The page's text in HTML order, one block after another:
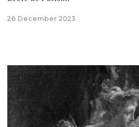
Posted
26 December 2023